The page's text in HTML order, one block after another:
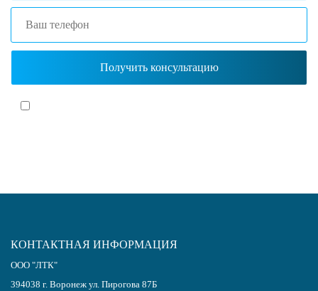
КОНТАКТНАЯ ИНФОРМАЦИЯ
ООО "ЛТК"
394038 г. Воронеж ул. Пирогова 87Б